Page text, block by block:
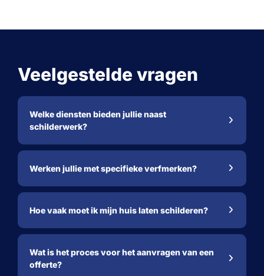
Veelgestelde vragen
Welke diensten bieden jullie naast
schilderwerk?
Werken jullie met specifieke verfmerken?
Hoe vaak moet ik mijn huis laten schilderen?
Wat is het proces voor het aanvragen van een
offerte?